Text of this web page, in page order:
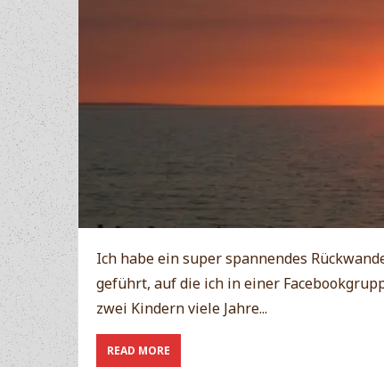
Ich habe ein super spannendes
geführt, auf die ich in einer
zwei Kindern viele Jahre...
READ MORE